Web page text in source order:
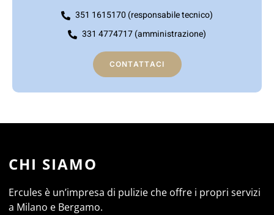
351 1615170 (responsabile tecnico)
331 4774717 (amministrazione)
CONTATTACI
CHI SIAMO
Ercules è un’impresa di pulizie che offre i propri servizi
a Milano e Bergamo.